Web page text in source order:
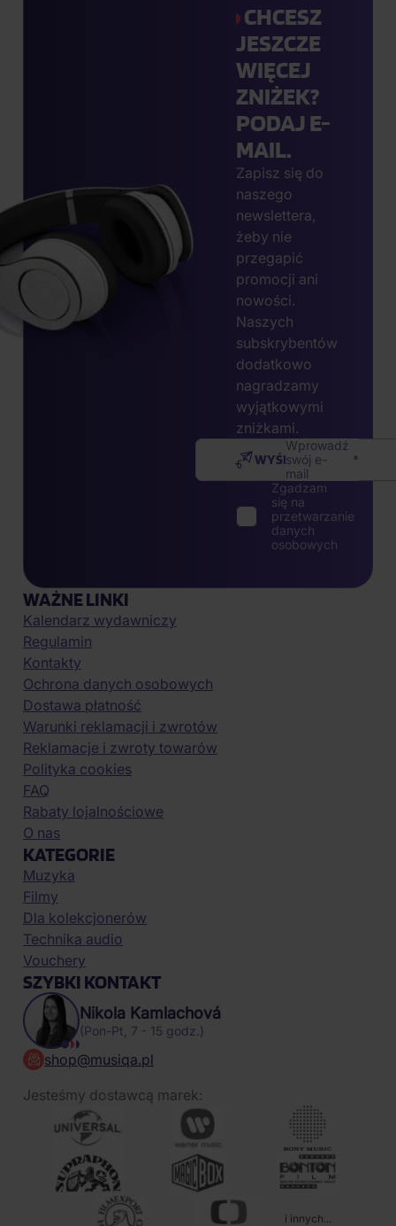
CHCESZ
JESZCZE
WIĘCEJ
ZNIŻEK?
PODAJ E-
MAIL.
Zapisz się do
naszego
newslettera,
żeby nie
przegapić
promocji ani
nowości.
Naszych
subskrybentów
dodatkowo
nagradzamy
wyjątkowymi
zniżkami.
Wprowadź
swój e-
mail
WYŚLIJ
Zgadzam
się na
przetwarzanie
danych
osobowych
WAŻNE LINKI
Kalendarz wydawniczy
Regulamin
Kontakty
Ochrona danych osobowych
Dostawa płatność
Warunki reklamacji i zwrotów
Reklamacje i zwroty towarów
Polityka cookies
FAQ
Rabaty lojalnościowe
O nas
KATEGORIE
Muzyka
Filmy
Dla kolekcjonerów
Technika audio
Vouchery
SZYBKI KONTAKT
Nikola Kamlachová
(Pon-Pt, 7 - 15 godz.)
shop@musiqa.pl
Jesteśmy dostawcą marek:
i innych...